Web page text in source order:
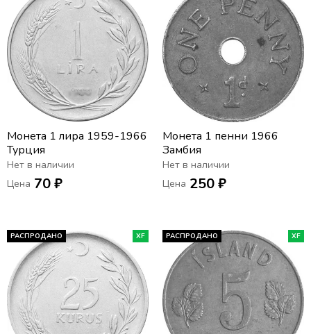
Монета 1 лира 1959-1966
Турция
Нет в наличии
Цена 70 ₽
Монета 1 пенни 1966
Замбия
Нет в наличии
Цена 250 ₽
РАСПРОДАНО XF РАСПРОДАНО XF